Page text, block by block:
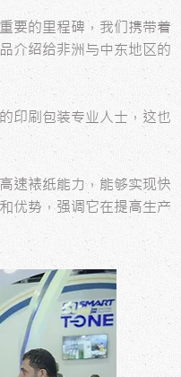
要的里程碑，我们携带着
介绍给非洲与中东地区的
印刷包装专业人士，这也
速裱纸能力，能够实现快
优势，强调它在提高生产